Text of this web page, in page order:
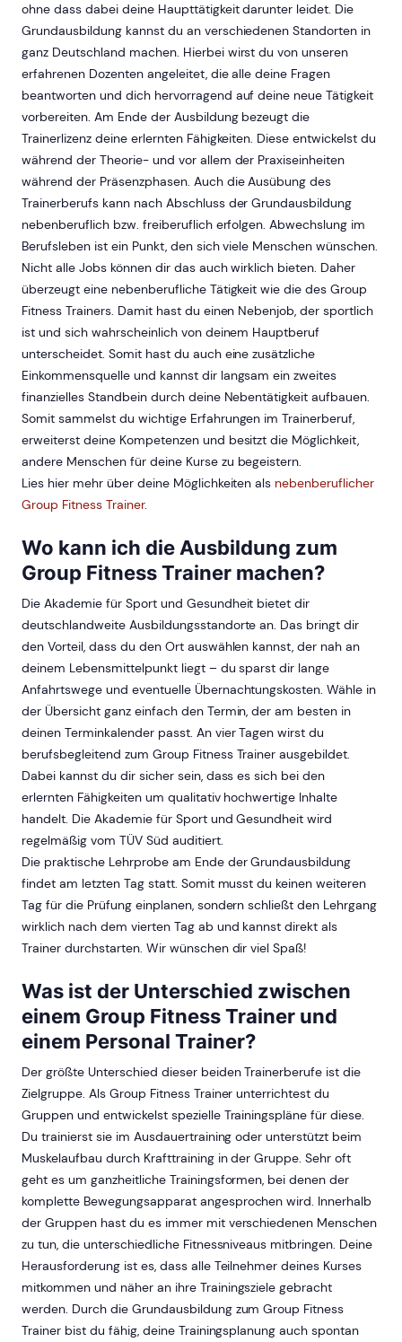
ohne dass dabei deine Haupttätigkeit darunter leidet. Die
Grundausbildung kannst du an verschiedenen Standorten in
ganz Deutschland machen. Hierbei wirst du von unseren
erfahrenen Dozenten angeleitet, die alle deine Fragen
beantworten und dich hervorragend auf deine neue Tätigkeit
vorbereiten. Am Ende der Ausbildung bezeugt die
Trainerlizenz deine erlernten Fähigkeiten. Diese entwickelst du
während der Theorie- und vor allem der Praxiseinheiten
während der Präsenzphasen. Auch die Ausübung des
Trainerberufs kann nach Abschluss der Grundausbildung
nebenberuflich bzw. freiberuflich erfolgen. Abwechslung im
Berufsleben ist ein Punkt, den sich viele Menschen wünschen.
Nicht alle Jobs können dir das auch wirklich bieten. Daher
überzeugt eine nebenberufliche Tätigkeit wie die des Group
Fitness Trainers. Damit hast du einen Nebenjob, der sportlich
ist und sich wahrscheinlich von deinem Hauptberuf
unterscheidet. Somit hast du auch eine zusätzliche
Einkommensquelle und kannst dir langsam ein zweites
finanzielles Standbein durch deine Nebentätigkeit aufbauen.
Somit sammelst du wichtige Erfahrungen im Trainerberuf,
erweiterst deine Kompetenzen und besitzt die Möglichkeit,
andere Menschen für deine Kurse zu begeistern.
Lies hier mehr über deine Möglichkeiten als nebenberuflicher
Group Fitness Trainer.
Wo kann ich die Ausbildung zum
Group Fitness Trainer machen?
Die Akademie für Sport und Gesundheit bietet dir
deutschlandweite Ausbildungsstandorte an. Das bringt dir
den Vorteil, dass du den Ort auswählen kannst, der nah an
deinem Lebensmittelpunkt liegt – du sparst dir lange
Anfahrtswege und eventuelle Übernachtungskosten. Wähle in
der Übersicht ganz einfach den Termin, der am besten in
deinen Terminkalender passt. An vier Tagen wirst du
berufsbegleitend zum Group Fitness Trainer ausgebildet.
Dabei kannst du dir sicher sein, dass es sich bei den
erlernten Fähigkeiten um qualitativ hochwertige Inhalte
handelt. Die Akademie für Sport und Gesundheit wird
regelmäßig vom TÜV Süd auditiert.
Die praktische Lehrprobe am Ende der Grundausbildung
findet am letzten Tag statt. Somit musst du keinen weiteren
Tag für die Prüfung einplanen, sondern schließt den Lehrgang
wirklich nach dem vierten Tag ab und kannst direkt als
Trainer durchstarten. Wir wünschen dir viel Spaß!
Was ist der Unterschied zwischen
einem Group Fitness Trainer und
einem Personal Trainer?
Der größte Unterschied dieser beiden Trainerberufe ist die
Zielgruppe. Als Group Fitness Trainer unterrichtest du
Gruppen und entwickelst spezielle Trainingspläne für diese.
Du trainierst sie im Ausdauertraining oder unterstützt beim
Muskelaufbau durch Krafttraining in der Gruppe. Sehr oft
geht es um ganzheitliche Trainingsformen, bei denen der
komplette Bewegungsapparat angesprochen wird. Innerhalb
der Gruppen hast du es immer mit verschiedenen Menschen
zu tun, die unterschiedliche Fitnessniveaus mitbringen. Deine
Herausforderung ist es, dass alle Teilnehmer deines Kurses
mitkommen und näher an ihre Trainingsziele gebracht
werden. Durch die Grundausbildung zum Group Fitness
Trainer bist du fähig, deine Trainingsplanung auch spontan